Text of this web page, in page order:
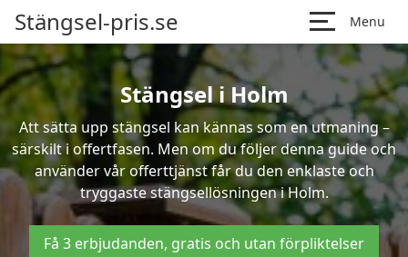
Stängsel-pris.se Menu
Stängsel i Holm
Att sätta upp stängsel kan kännas som en utmaning –
särskilt i offertfasen. Men om du följer denna guide och
använder vår offerttjänst får du den enklaste och
tryggaste stängsellösningen i Holm.
Få 3 erbjudanden, gratis och utan förpliktelser